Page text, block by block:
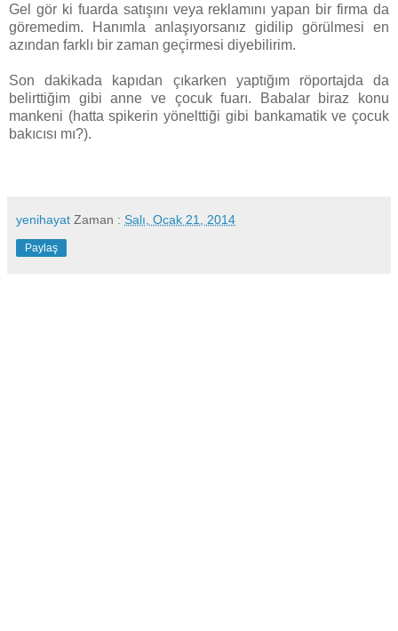
Gel gör ki fuarda satışını veya reklamını yapan bir firma da
göremedim. Hanımla anlaşıyorsanız gidilip görülmesi en
azından farklı bir zaman geçirmesi diyebilirim.
Son dakikada kapıdan çıkarken yaptığım röportajda da
belirttiğim gibi anne ve çocuk fuarı. Babalar biraz konu
mankeni (hatta spikerin yönelttiği gibi bankamatik ve çocuk
bakıcısı mı?).
yenihayat Zaman : Salı, Ocak 21, 2014
Paylaş